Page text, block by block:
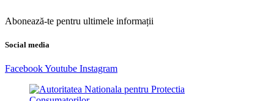
Abonează-te pentru ultimele informații
Social media
FacebookYoutube Instagram